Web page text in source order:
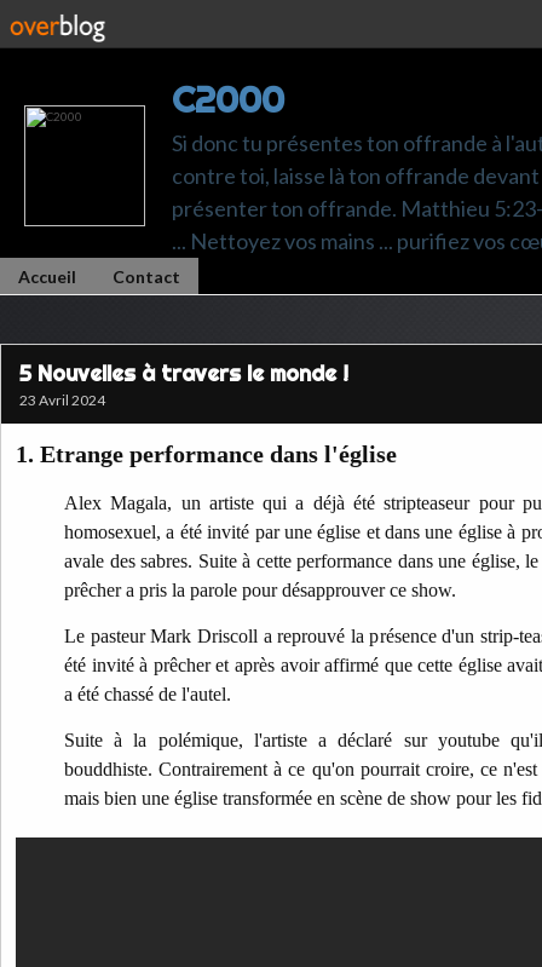
C2000
Si donc tu présentes ton offrande à
contre toi, laisse là ton offrande
présenter ton offrande. Matthieu 5:23-
... Nettoyez vos mains ... purifiez vos
Accueil Contact
5 Nouvelles à travers le monde !
23 Avril 2024
1. Etrange performance dans l'église
Alex Magala, un artiste qui a déjà été stripteaseur pour
homosexuel, a été invité par une église et dans une église à
avale des sabres. Suite à cette performance dans une église,
prêcher a pris la parole pour désapprouver ce show.
Le pasteur Mark Driscoll a reprouvé la présence d'un strip-
été invité à prêcher et après avoir affirmé que cette église
a été chassé de l'autel.
Suite à la polémique, l'artiste a déclaré sur youtube
bouddhiste. Contrairement à ce qu'on pourrait croire, ce
mais bien une église transformée en scène de show pour les